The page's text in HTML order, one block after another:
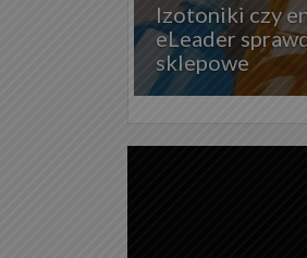
Izotoniki czy
eLeader
sklepowe